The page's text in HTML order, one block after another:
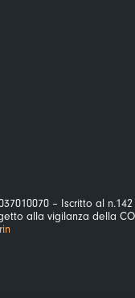
– Iscritto al
alla vigilanza della